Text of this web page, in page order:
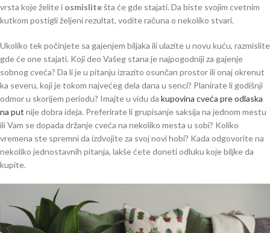
vrsta koje želite i osmislitešta će gde stajati. Da biste svojim cvetnim
kutkom postigli željeni rezultat, vodite računa o nekoliko stvari.
Ukoliko tek počinjete sa gajenjem biljaka ili ulazite u novu kuću, razmislite
gde će one stajati. Koji deo Vašeg stana je najpogodniji za gajenje
sobnog cveća? Da li je u pitanju izrazito osunčan prostor ili onaj okrenut
ka severu, koji je tokom najvećeg dela dana u senci? Planirate li godišnji
odmor u skorijem periodu? Imajte u vidu da kupovina cveća pre odlaska
na put nije dobra ideja. Preferirate li grupisanje saksija na jednom mestu
ili Vam se dopada držanje cveća na nekoliko mesta u sobi? Koliko
vremena ste spremni da izdvojite za svoj novi hobi? Kada odgovorite na
nekoliko jednostavnih pitanja, lakše ćete doneti odluku koje biljke da
kupite.